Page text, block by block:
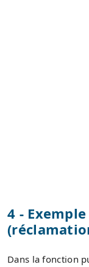
4 -
Dans la fonction